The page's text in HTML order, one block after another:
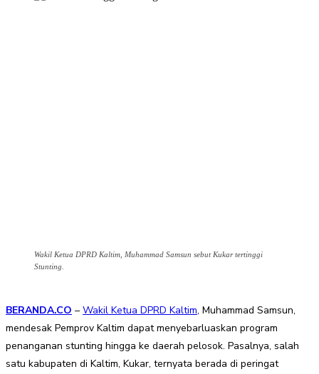
Wakil Ketua DPRD Kaltim, Muhammad Samsun sebut Kukar tertinggi
Stunting.
BERANDA.CO – Wakil Ketua DPRD Kaltim, Muhammad Samsun,
mendesak Pemprov Kaltim dapat menyebarluaskan program
penanganan stunting hingga ke daerah pelosok. Pasalnya, salah
satu kabupaten di Kaltim, Kukar, ternyata berada di peringat